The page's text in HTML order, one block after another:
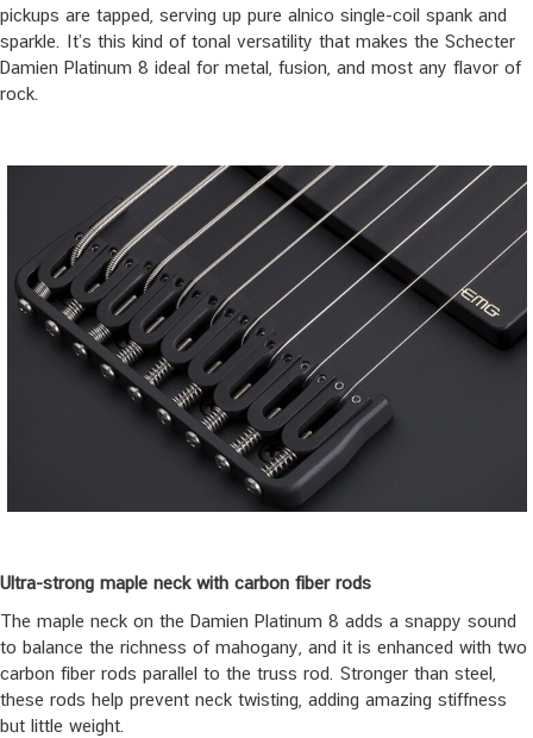
pickups are tapped, serving up pure alnico single-coil spank and
sparkle. It’s this kind of tonal versatility that makes the Schecter
Damien Platinum 8 ideal for metal, fusion, and most any flavor of
rock.
Ultra-strong maple neck with carbon fiber rods
The maple neck on the Damien Platinum 8 adds a snappy sound
to balance the richness of mahogany, and it is enhanced with two
carbon fiber rods parallel to the truss rod. Stronger than steel,
these rods help prevent neck twisting, adding amazing stiffness
but little weight.